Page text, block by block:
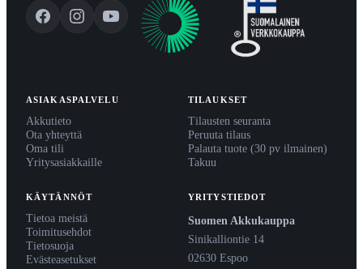
ASIAKASPALVELU
Akkutieto
Ota yhteyttä
Oma tili
Yritysasiakkaille
TILAUKSET
Tilausten seuranta
Peruuta tilaus
Palauta tuote (30 pv ilmainen)
Takuu
KÄYTÄNNÖT
Tietoa meistä
Toimitusehdot
Tietosuoja
Evästeasetukset
YRITYSTIEDOT
Suomen Akkukauppa
Sinikalliontie 14
02630 Espoo